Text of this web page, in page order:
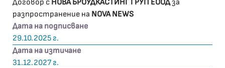
Договор с НОВА БРОУДКАСТИНГ ГРУП ЕООДза
разпространение на NOVA NEWS
Дата на подписване
29.10.2025 г.
Дата на изтичане
31.12.2027 г.